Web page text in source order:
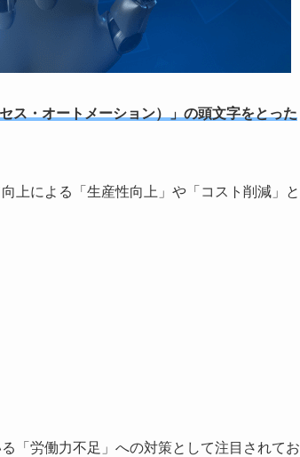
・オートメーション）」の頭文字をとった
上による「生産性向上」や「コスト削減」と
「労働力不足」への対策として注目されてお